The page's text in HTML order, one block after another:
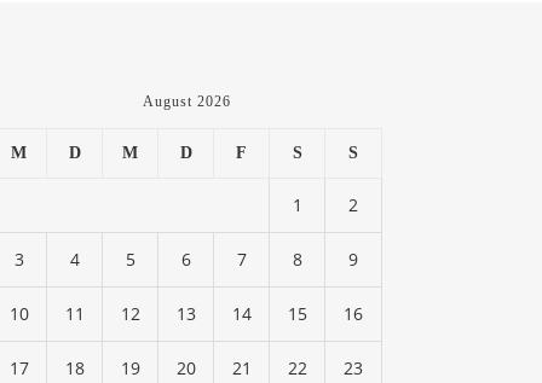
August 2026
M D M D F S S
1 2
3 4 5 6 7 8 9
10 11 12 13 14 15 16
17 18 19 20 21 22 23